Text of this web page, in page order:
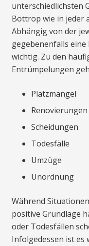
unterschiedlichsten
Bottrop wie in jeder
Abhängig von der
gegebenenfalls
wichtig. Zu den
Entrümpelungen
Platzmangel
Renovierungen
Scheidungen
Todesfälle
Umzüge
Unordnung
Während
positive Grundlage
oder Todesfällen
Infolgedessen ist es